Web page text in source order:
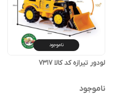
ناموجود
لودور تیرازه کد کالا ۷۳۱۷
ناموجود